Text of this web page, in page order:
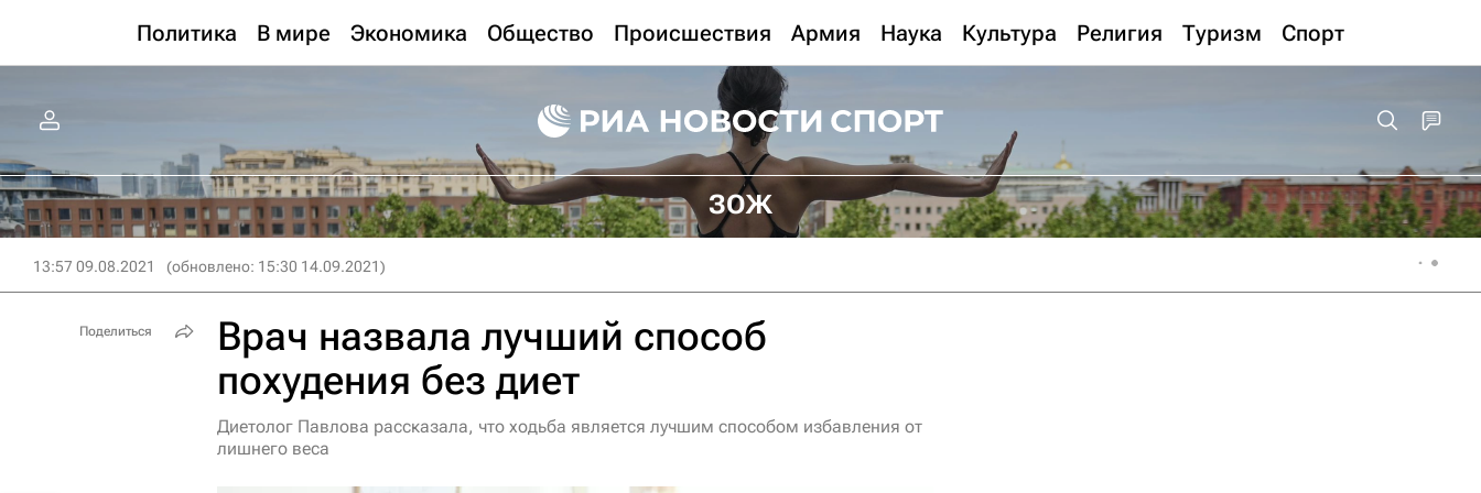
Политика В мире Экономика Общество Происшествия Армия Наука Культура Религия Туризм Спорт
ЗОЖ
13:57 09.08.2021 (обновлено: 15:30 14.09.2021)
Врач назвала лучший способ
похудения без диет
Диетолог Павлова рассказала, что ходьба является лучшим способом избавления от
лишнего веса
Поделиться